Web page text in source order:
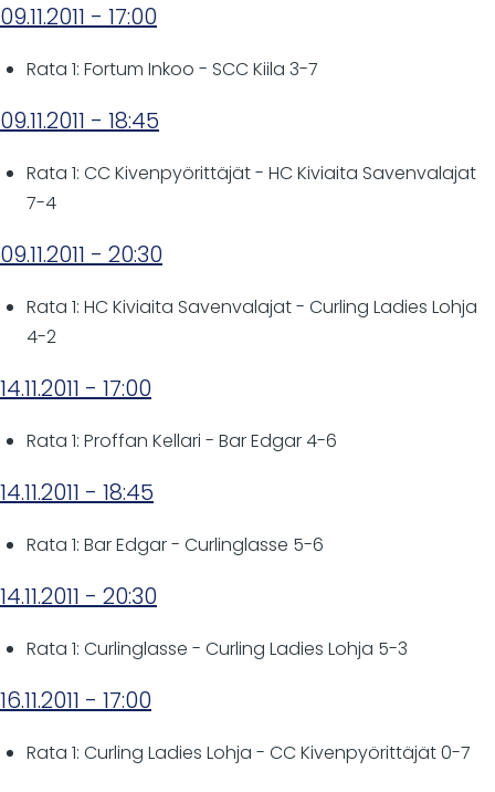
09.11.2011 - 17:00
Rata 1: Fortum Inkoo - SCC Kiila 3-7
09.11.2011 - 18:45
Rata 1: CC Kivenpyörittäjät - HC Kiviaita Savenvalajat
7-4
09.11.2011 - 20:30
Rata 1: HC Kiviaita Savenvalajat - Curling Ladies Lohja
4-2
14.11.2011 - 17:00
Rata 1: Proffan Kellari - Bar Edgar 4-6
14.11.2011 - 18:45
Rata 1: Bar Edgar - Curlinglasse 5-6
14.11.2011 - 20:30
Rata 1: Curlinglasse - Curling Ladies Lohja 5-3
16.11.2011 - 17:00
Rata 1: Curling Ladies Lohja - CC Kivenpyörittäjät 0-7